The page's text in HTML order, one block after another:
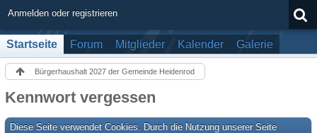
Anmelden oder registrieren
Startseite Forum Mitglieder Kalender Galerie
Bürgerhaushalt 2027 der Gemeinde Heidenrod
Kennwort vergessen
Diese Seite verwendet Cookies. Durch die Nutzung unserer Seite